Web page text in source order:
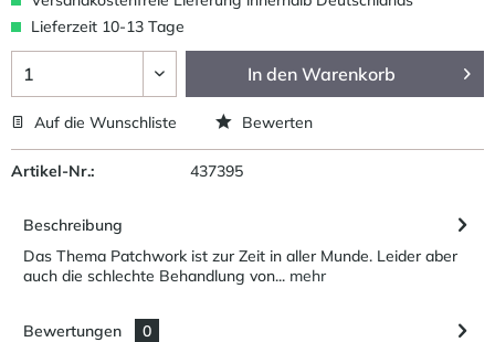
Lieferzeit 10-13 Tage
In den Warenkorb
Auf die Wunschliste Bewerten
Artikel-Nr.: 437395
Beschreibung
Das Thema Patchwork ist zur Zeit in aller Munde. Leider aber
auch die schlechte Behandlung von... mehr
Bewertungen
0